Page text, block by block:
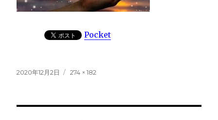
Pocket
投
2020年12月2日
フ
274 × 182